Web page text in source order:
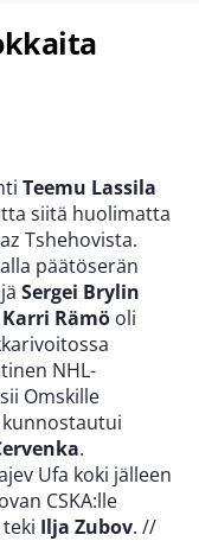
Teemu Lassila
siitä huolimatta
Tshehovista.
päätöserän
Sergei Brylin
Karri Rämö oli
NHL-
Omskille
kunnostautui
.
Ufa koki jälleen
CSKA:lle
Ilja Zubov. //